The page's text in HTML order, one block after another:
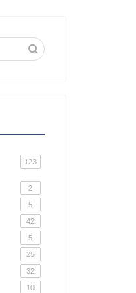
123
2
5
42
5
25
32
10